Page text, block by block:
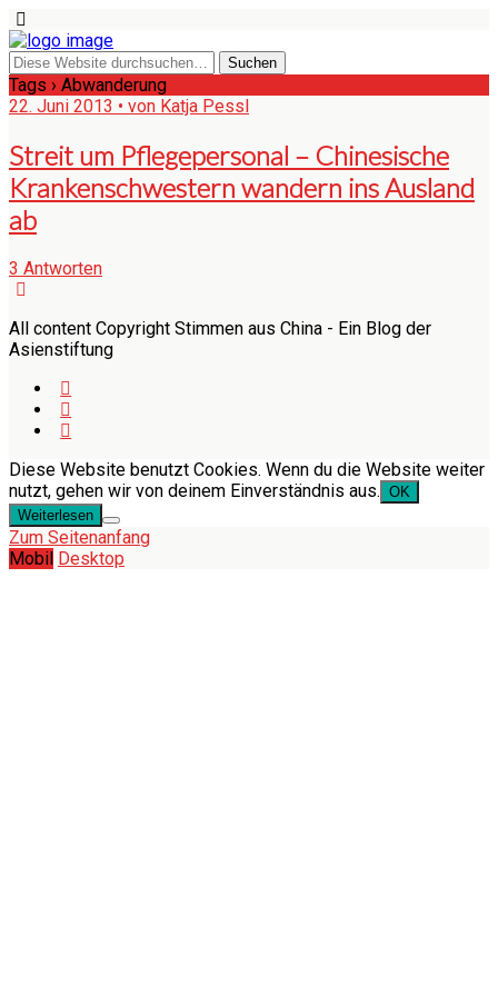
Tags › Abwanderung
22. Juni 2013 • von Katja Pessl
Streit um Pflegepersonal – Chinesische
Krankenschwestern wandern ins Ausland
ab
3 Antworten
All content Copyright Stimmen aus China - Ein Blog der
Asienstiftung
Diese Website benutzt Cookies. Wenn du die Website weiter
nutzt, gehen wir von deinem Einverständnis aus. OK
Weiterlesen
Zum Seitenanfang
Mobil Desktop